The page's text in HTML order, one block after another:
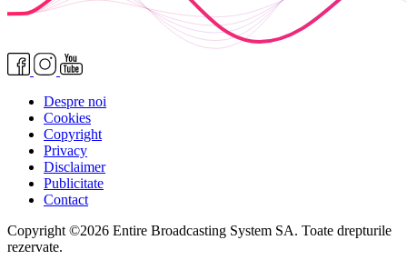
Despre noi
Cookies
Copyright
Privacy
Disclaimer
Publicitate
Contact
Copyright ©2026 Entire Broadcasting System SA. Toate drepturile
rezervate.